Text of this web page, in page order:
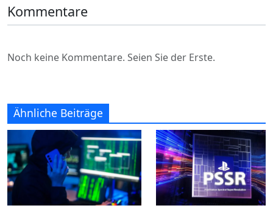
Kommentare
Noch keine Kommentare. Seien Sie der Erste.
Ähnliche Beiträge